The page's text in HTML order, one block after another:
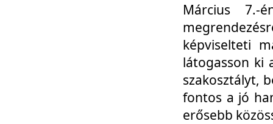
Március 7.-
képviselteti
látogasson ki
szakosztályt,
fontos a jó
erősebb